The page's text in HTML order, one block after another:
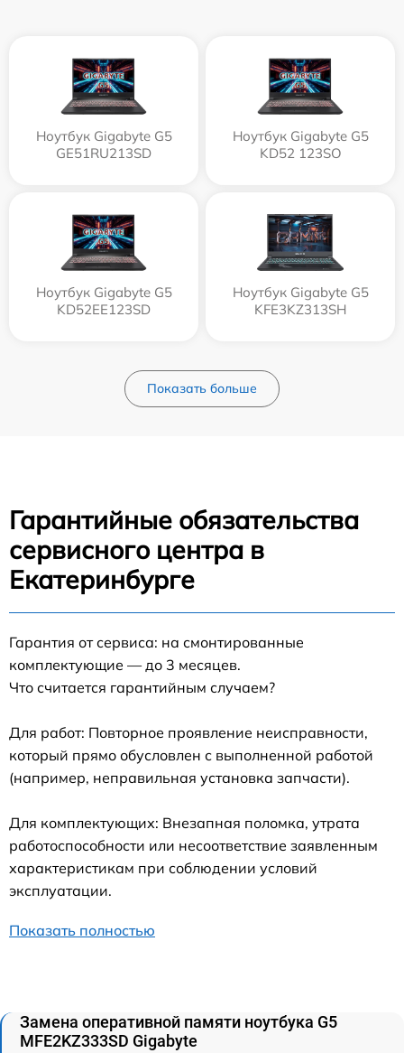
Ноутбук Gigabyte G5
GE51RU213SD
Ноутбук Gigabyte G5
KD52 123SO
Ноутбук Gigabyte G5
KD52EE123SD
Ноутбук Gigabyte G5
KFE3KZ313SH
Показать больше
Гарантийные обязательства
сервисного центра в
Екатеринбурге
Гарантия от сервиса: на смонтированные
комплектующие — до 3 месяцев.
Что считается гарантийным случаем?
Для работ: Повторное проявление неисправности,
который прямо обусловлен с выполненной работой
(например, неправильная установка запчасти).
Для комплектующих: Внезапная поломка, утрата
работоспособности или несоответствие заявленным
характеристикам при соблюдении условий
эксплуатации.
Показать полностью
Замена оперативной памяти ноутбука G5
MFE2KZ333SD Gigabyte